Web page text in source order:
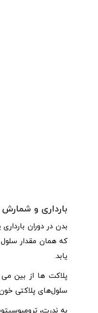
بارداری و
بدن در دوران
که همان مقدار
یابد.
پلاکت ها از بین
سلول‌های پلاکتی
به ندرت،